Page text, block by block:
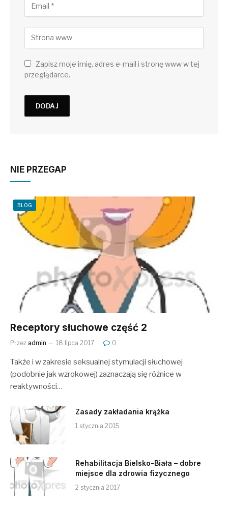
Zapisz moje imię, adres e-mail i stronę www w tej
przeglądarce.
NIE PRZEGAP
BLOG
Receptory słuchowe część 2
Przez admin 18 lipca 2017 0
Także i w zakresie seksualnej stymulacji słuchowej
(podobnie jak wzrokowej) zaznaczają się różnice w
reaktywności…
Zasady zakładania krążka
1 stycznia 2015
Rehabilitacja Bielsko-Biała – dobre
miejsce dla zdrowia fizycznego
2 stycznia 2017